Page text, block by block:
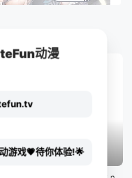
剧场版
动漫
游戏💗待你体验!🌟